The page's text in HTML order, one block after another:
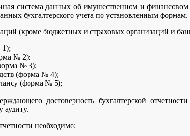
система данных об имущественном и финансовом
бухгалтерского учета по установленным формам.
(кроме бюджетных и страховых организаций и
1);
№ 2);
№ 3);
(форма № 4);
(форма № 5);
достоверность бухгалтерской
аудиту.
необходимо: